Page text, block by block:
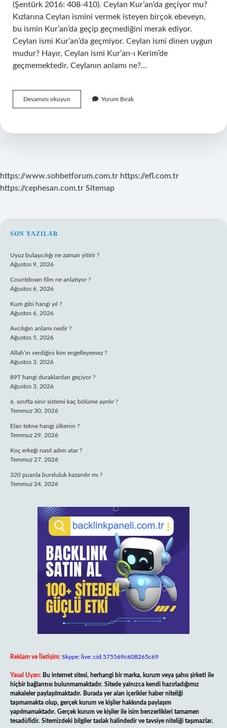
(Şentürk 2016: 408-410). Ceylan Kur’an’da geçiyor mu?
Kızlarına Ceylan ismini vermek isteyen birçok ebeveyn,
bu ismin Kur’an’da geçip geçmediğini merak ediyor.
Ceylan ismi Kur’an’da geçmiyor. Ceylan ismi dinen uygun
mudur? Hayır, Ceylan ismi Kur’an-ı Kerim’de
geçmemektedir. Ceylanın anlamı ne?…
Devamını okuyun
In
Nedir
Yorum Bırak
https://www.sohbetforum.com.tr https://efl.com.tr
https://cephesan.com.tr Sitemap
SIDEBAR
SON YAZILAR
Uyuz bulaşıcılığı ne zaman yitirir ?
Ağustos 9, 2026
Countdown film ne anlatıyor ?
Ağustos 6, 2026
Kum gibi hangi yıl ?
Ağustos 6, 2026
Avcılığın anlamı nedir ?
Ağustos 5, 2026
Allah’ın verdiğini kim engelleyemez ?
Ağustos 3, 2026
89T hangi duraklardan geçiyor ?
Ağustos 3, 2026
6. sınıfta sinir sistemi kaç bölüme ayrılır ?
Temmuz 30, 2026
Elan tekne hangi ülkenin ?
Temmuz 29, 2026
Koç erkeği nasıl adım atar ?
Temmuz 27, 2026
320 puanla bursluluk kazanılır mı ?
Temmuz 24, 2026
Reklam ve İletişim: Skype: live:.cid.575569c608265c69
Yasal Uyarı: Bu internet sitesi, herhangi bir marka, kurum veya şahıs şirketi ile
hiçbir bağlantısı bulunmamaktadır. Sitede yalnızca kendi hazırladığımız
makaleler paylaşılmaktadır. Burada yer alan içerikler haber niteliği
taşımamakta olup, gerçek kurum ve kişiler hakkında paylaşım
yapılmamaktadır. Gerçek kurum ve kişiler ile isim benzerlikleri tamamen
tesadüfidir. Sitemizdeki bilgiler taslak halindedir ve tavsiye niteliği taşımazlar.